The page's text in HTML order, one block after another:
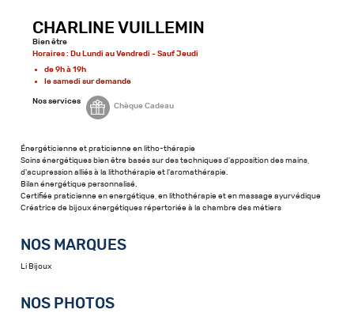
CHARLINE VUILLEMIN
Bien être
Horaires : Du Lundi au Vendredi - Sauf Jeudi
de 9h à 19h
le samedi sur demande
Nos services
Chèque Cadeau
Énergéticienne et praticienne en litho-thérapie
Soins énergétiques bien être basés sur des techniques d'apposition des mains,
d'acupression alliés à la lithothérapie et l'aromathérapie.
Bilan énergétique personnalisé.
Certifiée praticienne en energétique, en lithothérapie et en massage ayurvédique
Créatrice de bijoux énergétiques répertoriée à la chambre des métiers
NOS MARQUES
Li Bijoux
NOS PHOTOS